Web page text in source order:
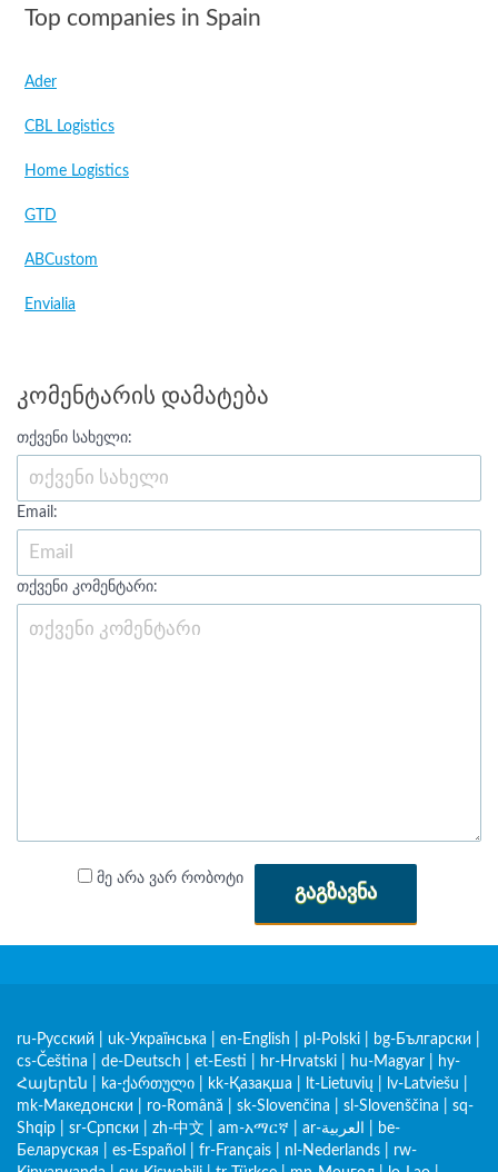
Top companies in Spain
Ader
CBL Logistics
Home Logistics
GTD
ABCustom
Envialia
კომენტარის დამატება
თქვენი სახელი:
Email:
თქვენი კომენტარი:
მე არა ვარ რობოტი
ᲒᲐᲒᲖᲐᲕᲜᲐ
ru-Русский uk-Українська en-English pl-Polski bg-Български
cs-Čeština
de-Deutsch et-Eesti hr-Hrvatski hu-Magyar
hy-
Հայերեն
ka-ქართული kk-Қазақша lt-Lietuvių lv-Latviešu
mk-Македонски
ro-Română sk-Slovenčina sl-Slovenščina
sq-
Shqip
sr-Српски zh-中文 am-አማርኛ ar-العربية
be-
Беларуская
es-Español fr-Français nl-Nederlands
rw-